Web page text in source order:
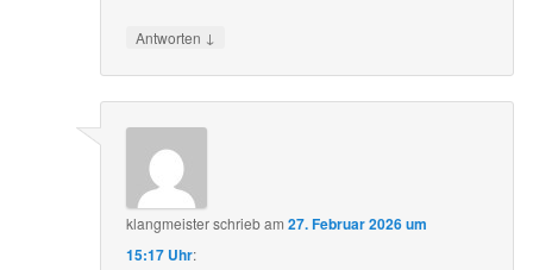
Antworten ↓
klangmeisterschriebam27. Februar 2026 um
15:17 Uhr: